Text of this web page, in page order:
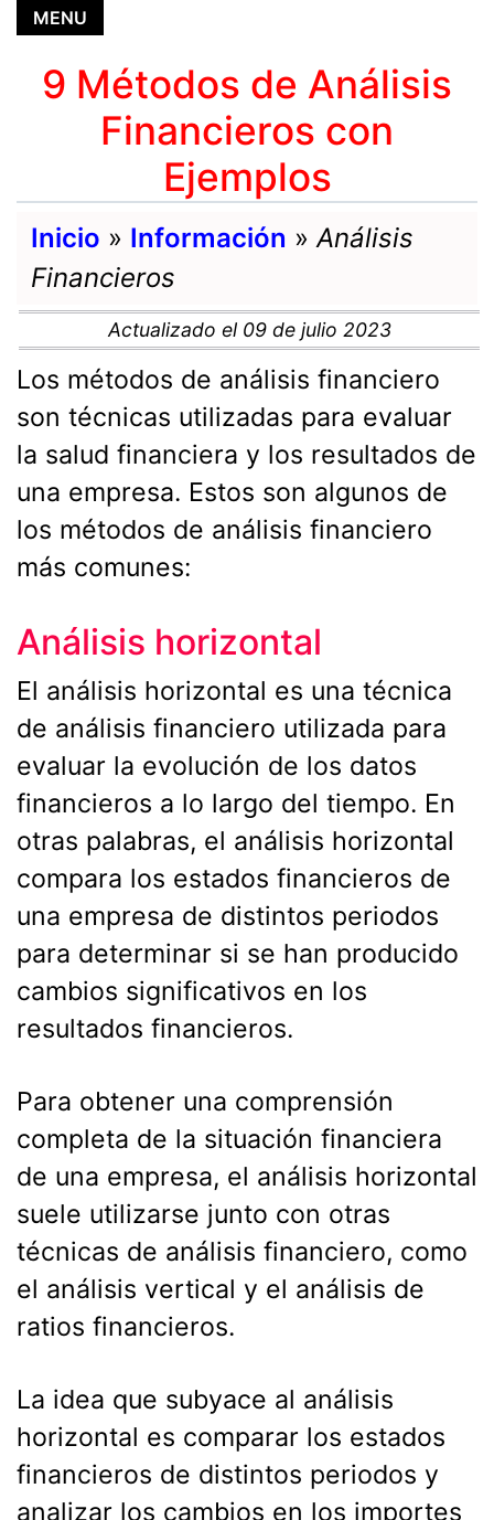
MENU
MENU
9 Métodos de Análisis
Financieros con
Ejemplos
Inicio » Información »Análisis
Financieros
Actualizado el 09 de julio 2023
Los métodos de análisis financiero
son técnicas utilizadas para evaluar
la salud financiera y los resultados de
una empresa. Estos son algunos de
los métodos de análisis financiero
más comunes:
Análisis horizontal
El análisis horizontal es una técnica
de análisis financiero utilizada para
evaluar la evolución de los datos
financieros a lo largo del tiempo. En
otras palabras, el análisis horizontal
compara los estados financieros de
una empresa de distintos periodos
para determinar si se han producido
cambios significativos en los
resultados financieros.
Para obtener una comprensión
completa de la situación financiera
de una empresa, el análisis horizontal
suele utilizarse junto con otras
técnicas de análisis financiero, como
el análisis vertical y el análisis de
ratios financieros.
La idea que subyace al análisis
horizontal es comparar los estados
financieros de distintos periodos y
analizar los cambios en los importes